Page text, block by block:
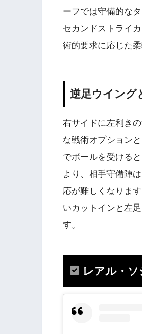
ーフでは守備的な
セカンドストライ
術的要求に応じた
逆足ウイング
右サイドに左利き
な戦術オプション
でボールを受ける
より、相手守備陣
応が難しくなりま
いカットインと左
す。
レアル・